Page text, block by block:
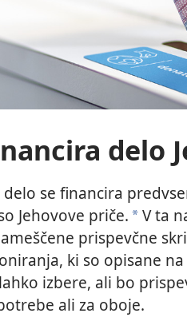
delo
delo se financira
Jehovove priče. a V ta
prispevčne
ki so opisane
izbere, ali bo
ali za oboje.